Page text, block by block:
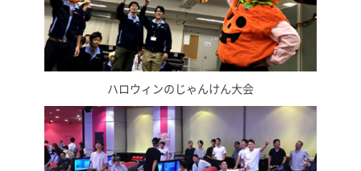
ハロウィンのじゃんけん大会